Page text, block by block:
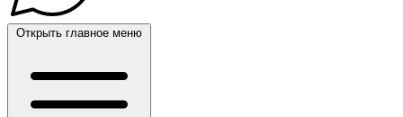
Открыть главное меню